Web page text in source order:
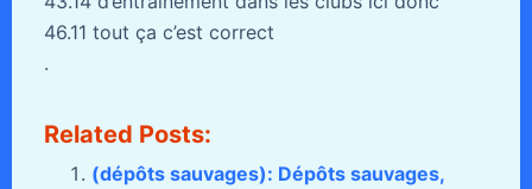
46.11 tout ça c’est correct
.
Related Posts:
(dépôts sauvages): Dépôts sauvages,